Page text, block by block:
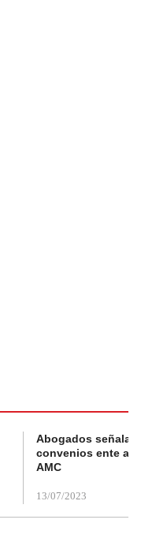
Abogados
convenios ente
AMC
13/07/2023